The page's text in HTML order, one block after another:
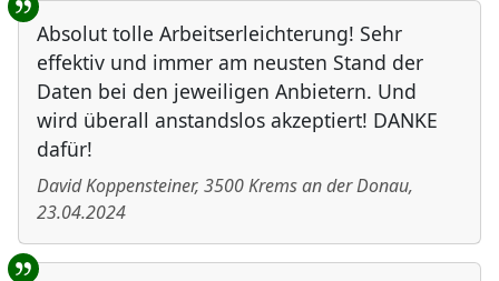
Absolut tolle Arbeitserleichterung! Sehr
effektiv und immer am neusten Stand der
Daten bei den jeweiligen Anbietern. Und
wird überall anstandslos akzeptiert! DANKE
dafür!
David Koppensteiner, 3500Krems an der Donau,
23.04.2024